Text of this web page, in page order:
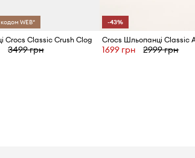
WEB*
Crocs Classic Crush Clog
3499 грн
-43%
1699 грн 2999 грн